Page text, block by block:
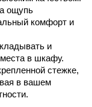
ощупь
комфорт и
и
в шкафу.
стежке,
в вашем